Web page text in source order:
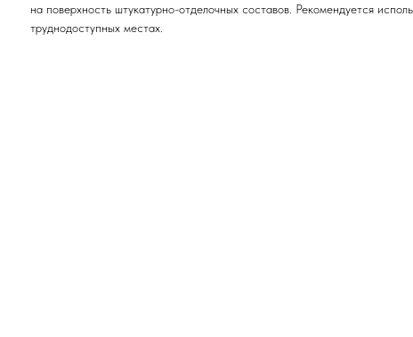
на поверхность штукатурно-отделочных составов. Рекомендуется
труднодоступных местах.